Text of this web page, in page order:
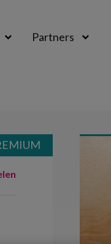
Partners